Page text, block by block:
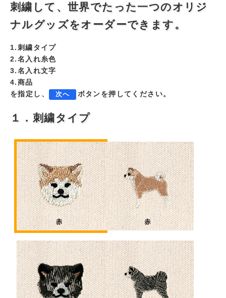
刺繍して、世界でたった一つのオリジ
ナルグッズをオーダーできます。
1.刺繍タイプ
2.名入れ糸色
3.名入れ文字
4.商品
を指定し、
次へ ボタンを押してください。
１．刺繍タイプ